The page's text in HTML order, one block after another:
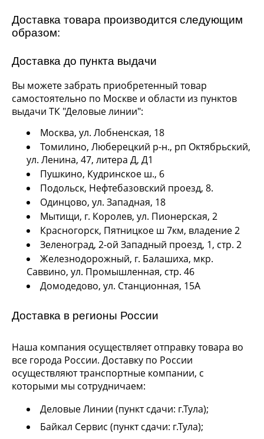
Доставка товара производится следующим
образом:
Доставка до пункта выдачи
Вы можете забрать приобретенный товар
самостоятельно по Москве и области из пунктов
выдачи ТК "Деловые линии":
Москва, ул. Лобненская, 18
Томилино, Люберецкий р-н., рп Октябрьский,
ул. Ленина, 47, литера Д, Д1
Пушкино, Кудринское ш., 6
Подольск, Нефтебазовский проезд, 8.
Одинцово, ул. Западная, 18
Мытищи, г. Королев, ул. Пионерская, 2
Красногорск, Пятницкое ш 7км, владение 2
Зеленоград, 2-ой Западный проезд, 1, стр. 2
Железнодорожный, г. Балашиха, мкр.
Саввино, ул. Промышленная, стр. 46
Домодедово, ул. Станционная, 15А
Доставка в регионы России
Наша компания осуществляет отправку товара во
все города России. Доставку по России
осуществляют транспортные компании, с
которыми мы сотрудничаем:
Деловые Линии (пункт сдачи: г.Тула);
Байкал Сервис (пункт сдачи: г.Тула);